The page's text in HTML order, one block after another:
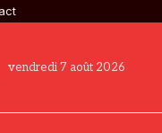
vendredi 7 août 2026